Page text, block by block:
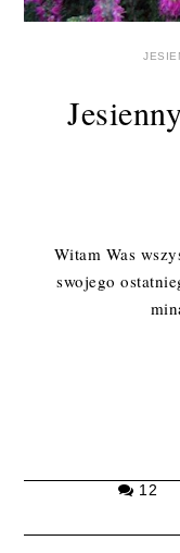
Witam Was
swojego
12